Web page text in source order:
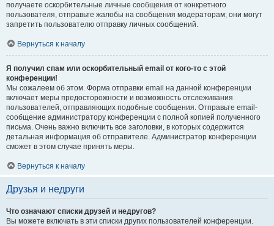
получаете оскорбительные личные сообщения от конкретного
пользователя, отправьте жалобы на сообщения модераторам; они могут
запретить пользователю отправку личных сообщений.
Вернуться к началу
Я получил спам или оскорбительный email от кого-то с этой
конференции!
Мы сожалеем об этом. Форма отправки email на данной конференции
включает меры предосторожности и возможность отслеживания
пользователей, отправляющих подобные сообщения. Отправьте email-
сообщение администратору конференции с полной копией полученного
письма. Очень важно включить все заголовки, в которых содержится
детальная информация об отправителе. Администратор конференции
сможет в этом случае принять меры.
Вернуться к началу
Друзья и недруги
Что означают списки друзей и недругов?
Вы можете включать в эти списки других пользователей конференции.